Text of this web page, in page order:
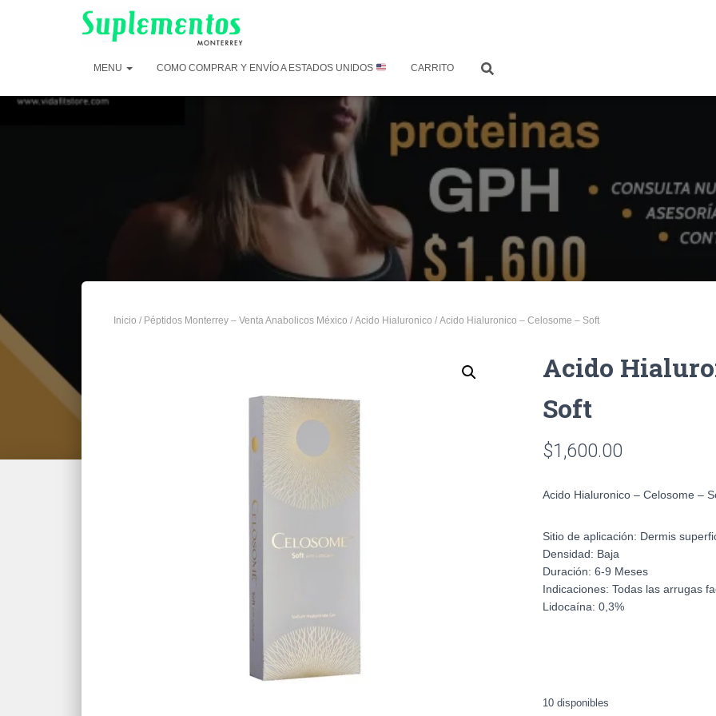
MENU COMO COMPRAR Y ENVÍO A ESTADOS UNIDOS CARRITO
Inicio / Péptidos Monterrey – Venta Anabolicos México / Acido Hialuronico / Acido Hialuronico – Celosome – Soft
Acido
Soft
$1,600.00
Acido Hialuronico – Celosome –
Sitio de aplicación: Dermis
Densidad: Baja
Duración: 6-9 Meses
Indicaciones: Todas las arrugas
Lidocaína: 0,3%
10 disponibles